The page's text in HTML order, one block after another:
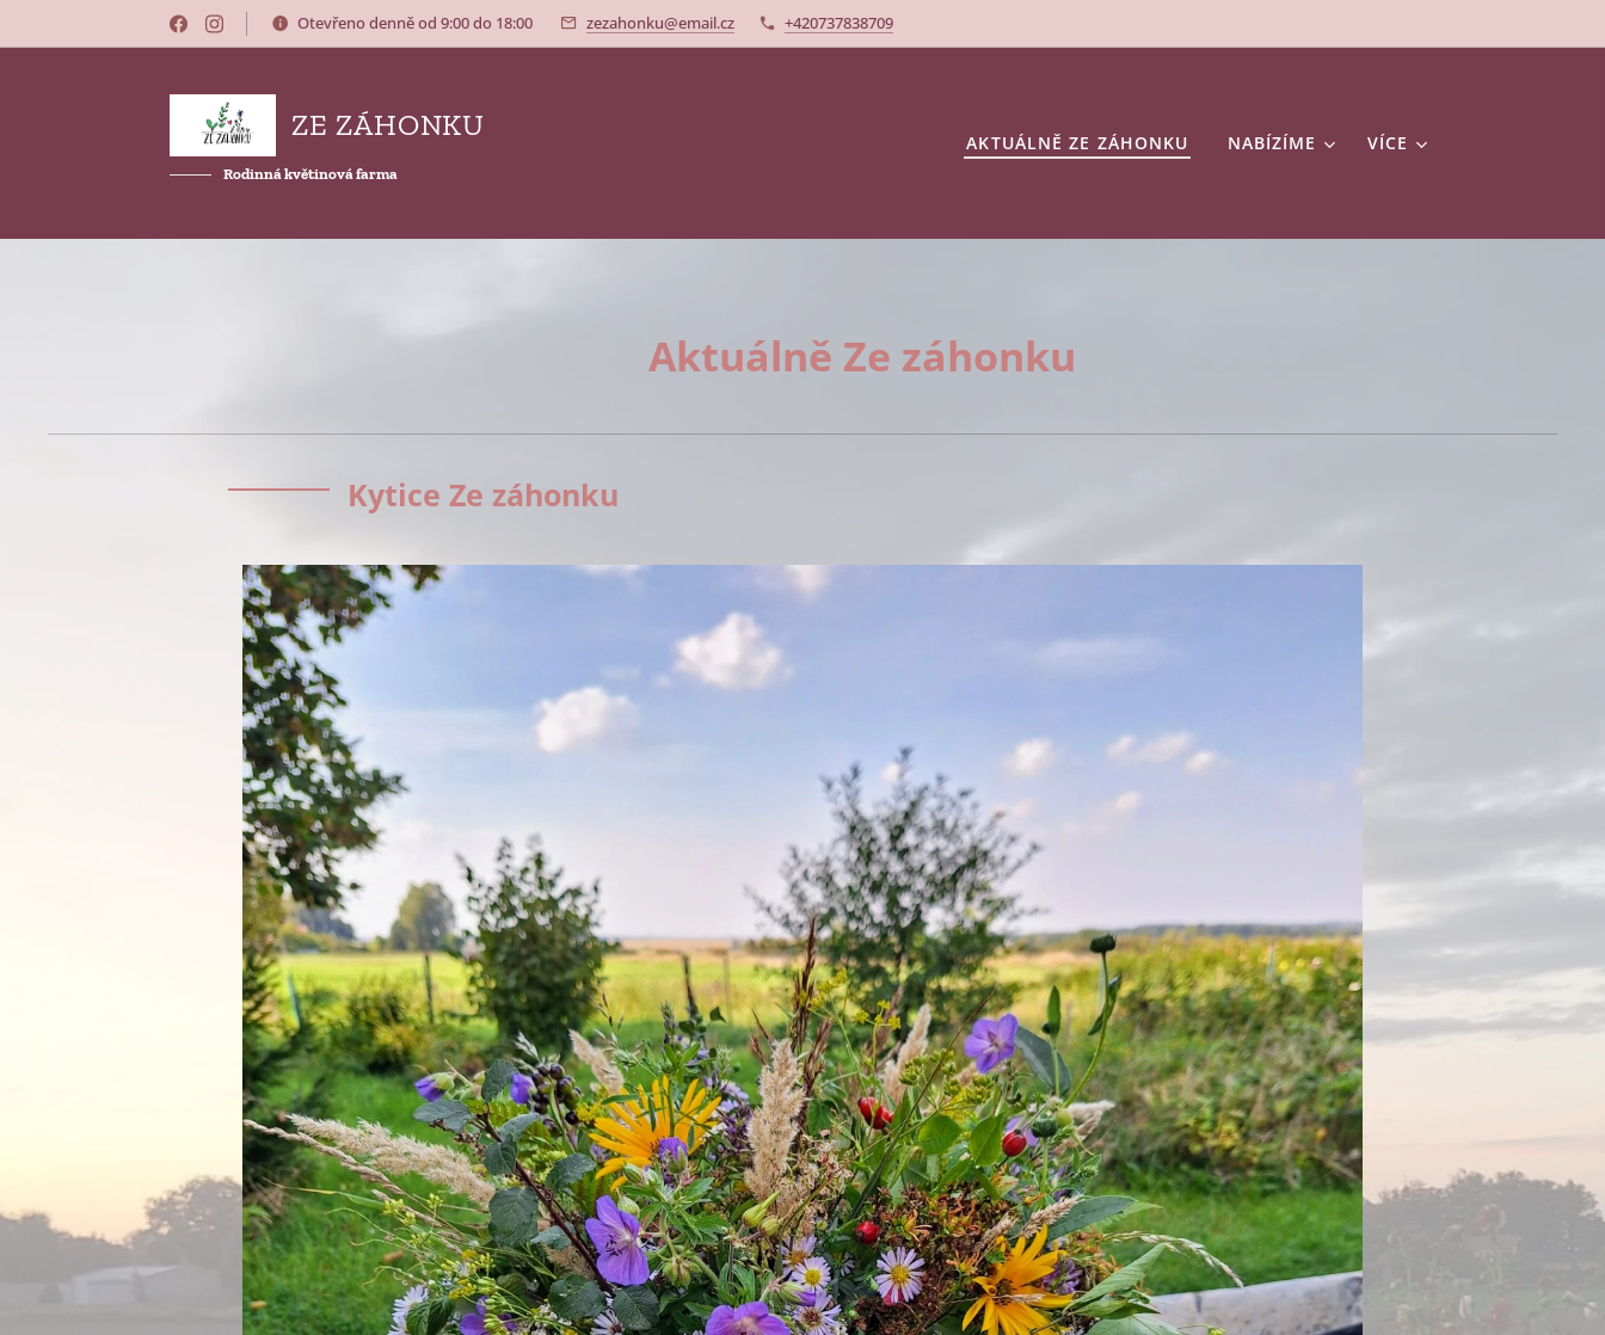
Otevřeno denně od 9:00 do 18:00 zezahonku@email.cz +420737838709
ZE ZÁHONKU
Rodinná květinová farma
AKTUÁLNĚ ZE ZÁHONKU NABÍZÍME VÍCE
Aktuálně Ze záhonku
Kytice Ze záhonku